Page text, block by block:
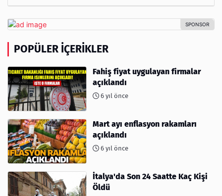
POPÜLER İÇERIKLER
Fahiş fiyat uygulayan firmalar
açıklandı
6 yıl önce
Mart ayı enflasyon rakamları
açıklandı
6 yıl önce
İtalya'da Son 24 Saatte Kaç Kişi
Öldü